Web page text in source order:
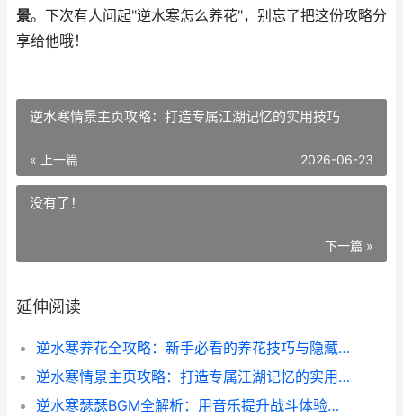
景。下次有人问起"逆水寒怎么养花"，别忘了把这份攻略分
享给他哦！
逆水寒情景主页攻略：打造专属江湖记忆的实用技巧
« 上一篇 2026-06-23
没有了！
下一篇 »
延伸阅读
逆水寒养花全攻略：新手必看的养花技巧与隐藏玩法
逆水寒情景主页攻略：打造专属江湖记忆的实用技巧
逆水寒瑟瑟BGM全解析：用音乐提升战斗体验的秘籍